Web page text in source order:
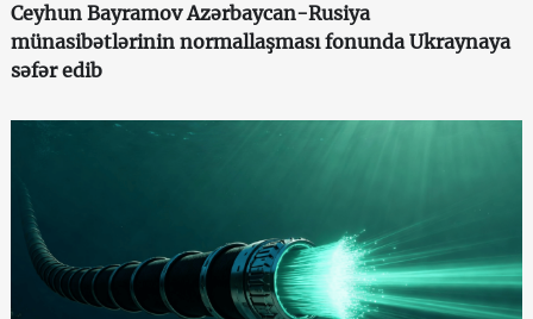
Ceyhun Bayramov Azərbaycan-Rusiya
münasibətlərinin normallaşması fonunda Ukraynaya
səfər edib